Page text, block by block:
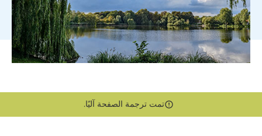
تمت ترجمة الصفحة آليًا.